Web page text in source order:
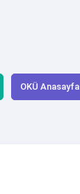
OKÜ Anasayfa